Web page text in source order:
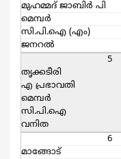
മുഹമ്മദ് ജാബിര്‍ പി
മെമ്പര്‍
സി.പി.ഐ (എം)
ജനറല്‍
5
തൃക്കടീരി
എ പ്രഭാവതി
മെമ്പര്‍
സി.പി.ഐ
വനിത
6
മാങ്ങോട്